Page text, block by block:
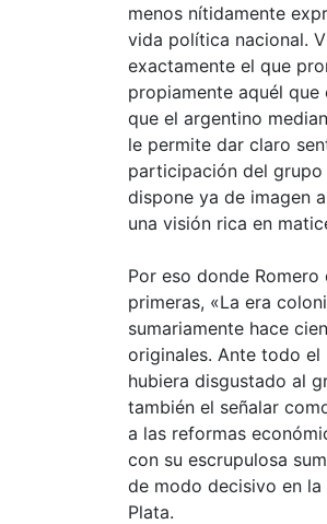
menos nítidamente
vida política nacional.
exactamente el que
propiamente aquél
que el argentino
le permite dar claro
participación del
dispone ya de imagen
una visión rica en
Por eso donde
primeras, «La era
sumariamente hace
originales. Ante todo
hubiera disgustado al
también el señalar
a las reformas
con su escrupulosa
de modo decisivo en
Plata.